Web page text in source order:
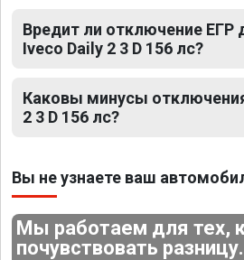
Вредит ли отключение ЕГР
Iveco Daily 2 3 D 156 лс?
Каковы минусы
2 3 D 156 лс?
Вы не узнаете ваш
Мы работаем для тех,
почувствовать разницу.